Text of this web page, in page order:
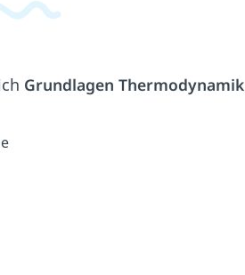
Grundlagen Thermodynamik